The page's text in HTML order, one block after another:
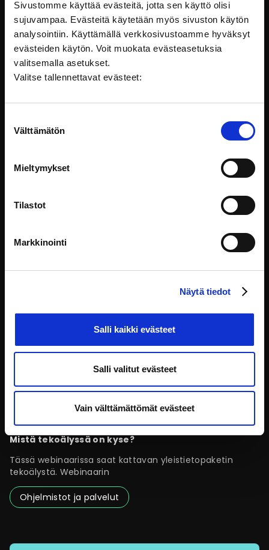
Sivustomme käyttää evästeitä, jotta sen käyttö olisi
sujuvampaa. Evästeitä käytetään myös sivuston käytön
analysointiin. Käyttämällä verkkosivustoamme hyväksyt
evästeiden käytön. Voit muokata evästeasetuksia
valitsemalla asetukset.
Valitse tallennettavat evästeet:
valinta
Välttämätön
Mieltymykset
Tilastot
Markkinointi
Näytä tiedot
Salli kaikki evästeet
Salli valitut evästeet
Vain välttämättömät evästeet
Saavutettavuus ja digipalvelulain vaatimukset
Tervetuloa oppimaan, mitä saavutettavuus tarkoittaa ja
miten laki
Mistä tekoälyssä on kyse?
Tässä webinaarissa saat kattavan yleistietopaketin
tekoälystä. Webinaarin
Ohjelmistot ja palvelut